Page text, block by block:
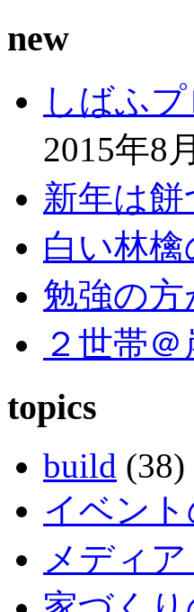
new
しばふ
2015年8
新年は餅
白い林
勉強の
２世帯
topics
build (38)
イベント
メディ